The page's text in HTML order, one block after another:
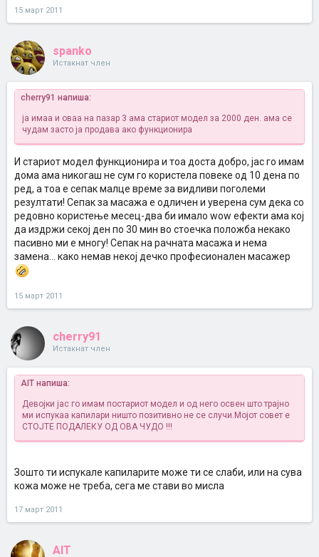
15 март 2011
spanko
Истакнат член
cherry91 напиша:
ја имаа и оваа на пазар 3 ама стариот модел за 2000 ден. ама се
чудам засто ја продава ако функционира
И стариот модел функционира и тоа доста добро, јас го имам
дома ама никогаш не сум го користела повеке од 10 дена по
ред, а тоа е сепак малце време за видливи поголеми
резултати! Сепак за масажа е одличен и уверена сум дека со
редовно користење месец-два би имало wow ефекти ама кој
да издржи секој ден по 30 мин во стоечка положба некако
пасивно ми е многу! Сепак на рачната масажа и нема
замена... како немав некој дечко професионален масажер
15 март 2011
cherry91
Истакнат член
AIT напиша:
Девојки јас го имам постариот модел и од него освен што трајно
ми испукаа капилари ништо позитивно не се случи.Мојот совет е
СТОЈТЕ ПОДАЛЕКУ ОД ОВА ЧУДО !!!
Зошто ти испукале капиларите може ти се слаби, или на сува
кожа може не треба, сега ме стави во мисла
17 март 2011
AIT